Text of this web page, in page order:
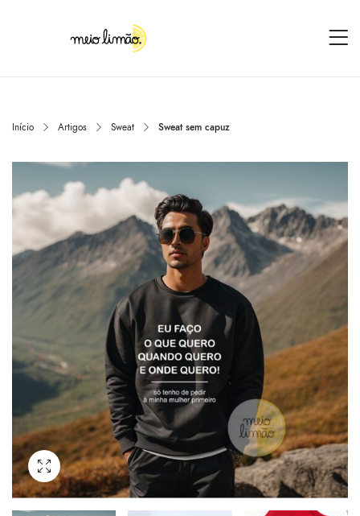
Início Artigos Sweat Sweat sem capuz